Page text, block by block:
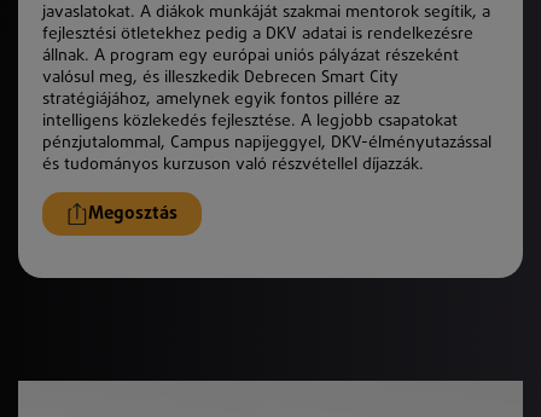
javaslatokat. A diákok munkáját szakmai mentorok segítik, a
fejlesztési ötletekhez pedig a DKV adatai is rendelkezésre
állnak. A program egy európai uniós pályázat részeként
valósul meg, és illeszkedik Debrecen Smart City
stratégiájához, amelynek egyik fontos pillére az
intelligens közlekedés fejlesztése. A legjobb csapatokat
pénzjutalommal, Campus napijeggyel, DKV-élményutazással
és tudományos kurzuson való részvétellel díjazzák.
Megosztás